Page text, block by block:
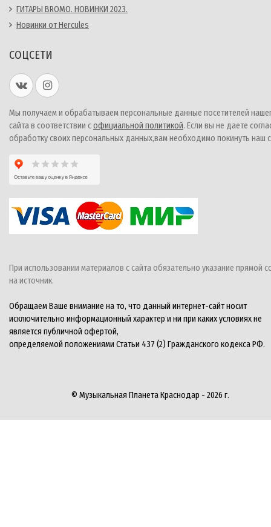
ГИТАРЫ BROMO. НОВИНКИ 2023.
Новинки от Hercules
СОЦСЕТИ
Мы получаем и обрабатываем персональные данные посетителей
сайта в соответствии софициальной политикой. Если вы не даете
обработку своих персональных данных,вам необходимо покинуть наш
При использовании материалов с сайта обязательно указание прямой
на источник.
Обращаем Ваше внимание на то, что данный интернет-сайт носит
исключительно информационный характер и ни при каких условиях не
является публичной офертой,
определяемой положениями Статьи 437 (2) Гражданского кодекса РФ.
© Музыкальная Планета Краснодар - 2026 г.